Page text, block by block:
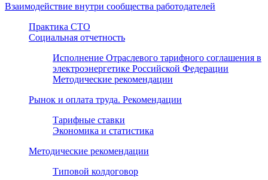
Взаимодействие внутри сообщества работодателей
Практика СТО
Социальная отчетность
Исполнение Отраслевого тарифного соглашения в
электроэнергетике Российской Федерации
Методические рекомендации
Рынок и оплата труда. Рекомендации
Тарифные ставки
Экономика и статистика
Методические рекомендации
Типовой колдоговор